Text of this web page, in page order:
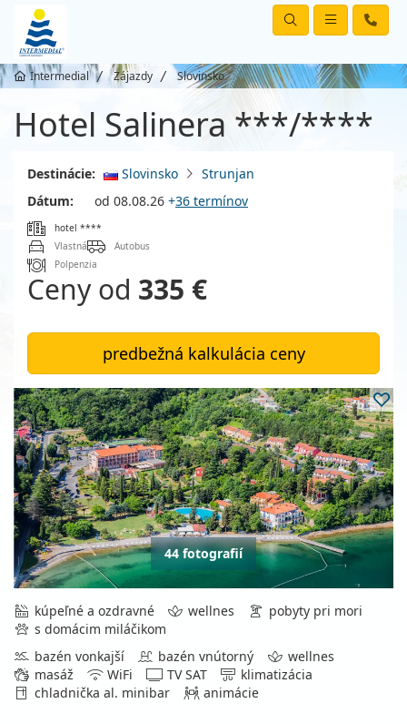
Intermedial Zájazdy Slovinsko
Hotel Salinera ***/****
Destinácie: Slovinsko
Strunjan
Dátum:
od 08.08.26 +36 termínov
hotel ****
Vlastná
Autobus
Polpenzia
Ceny od 335 €
predbežná kalkulácia ceny
44 fotografií
kúpeľné a ozdravné wellnes
pobyty pri mori
s domácim miláčikom
bazén vonkajší
bazén vnútorný
wellnes
masáž
WiFi TV SAT
klimatizácia
chladnička al. minibar
animácie